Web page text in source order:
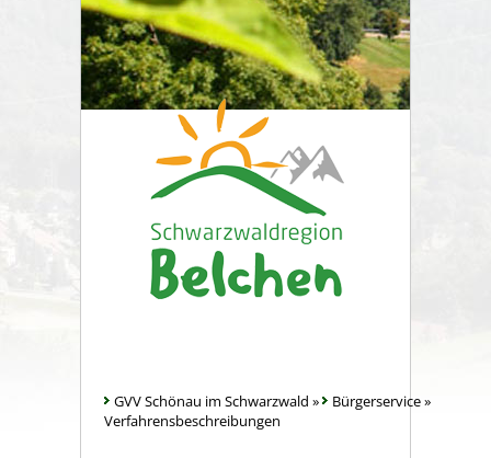
GVV Schönau im Schwarzwald » Bürgerservice»
Verfahrensbeschreibungen